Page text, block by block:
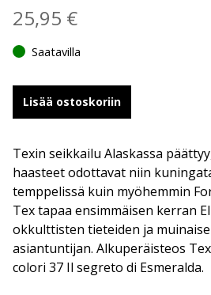
25,95 €
Saatavilla
Lisää ostoskoriin
Texin seikkailu Alaskassa
haasteet odottavat niin
temppelissä kuin myöhemmin
Tex tapaa ensimmäisen kerran
okkulttisten tieteiden ja
asiantuntijan. Alkuperäisteos
colori 37 Il segreto di Esmeralda.